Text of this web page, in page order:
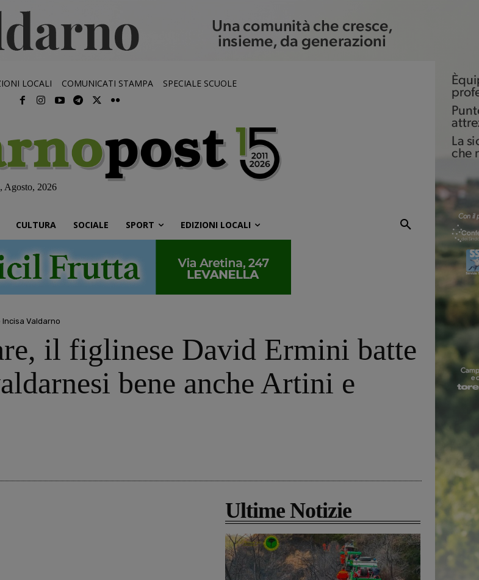
LOCALI COMUNICATI STAMPA SPECIALE SCUOLE
Agosto, 2026
CULTURA SOCIALE SPORT EDIZIONI LOCALI
Incisa Valdarno
il figlinese David Ermini batte
bene anche Artini e
Ultime Notizie